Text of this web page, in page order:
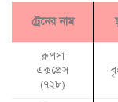
ট্রেনের নাম
রুপসা
এক্সপ্রেস
(৭২৮)